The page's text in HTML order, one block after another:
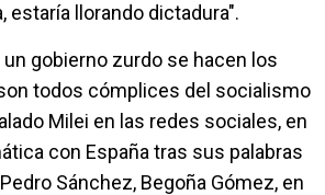
estaría llorando dictadura".
gobierno zurdo se hacen los
todos cómplices del socialismo
Milei en las redes sociales, en
con España tras sus palabras
Sánchez, Begoña Gómez, en